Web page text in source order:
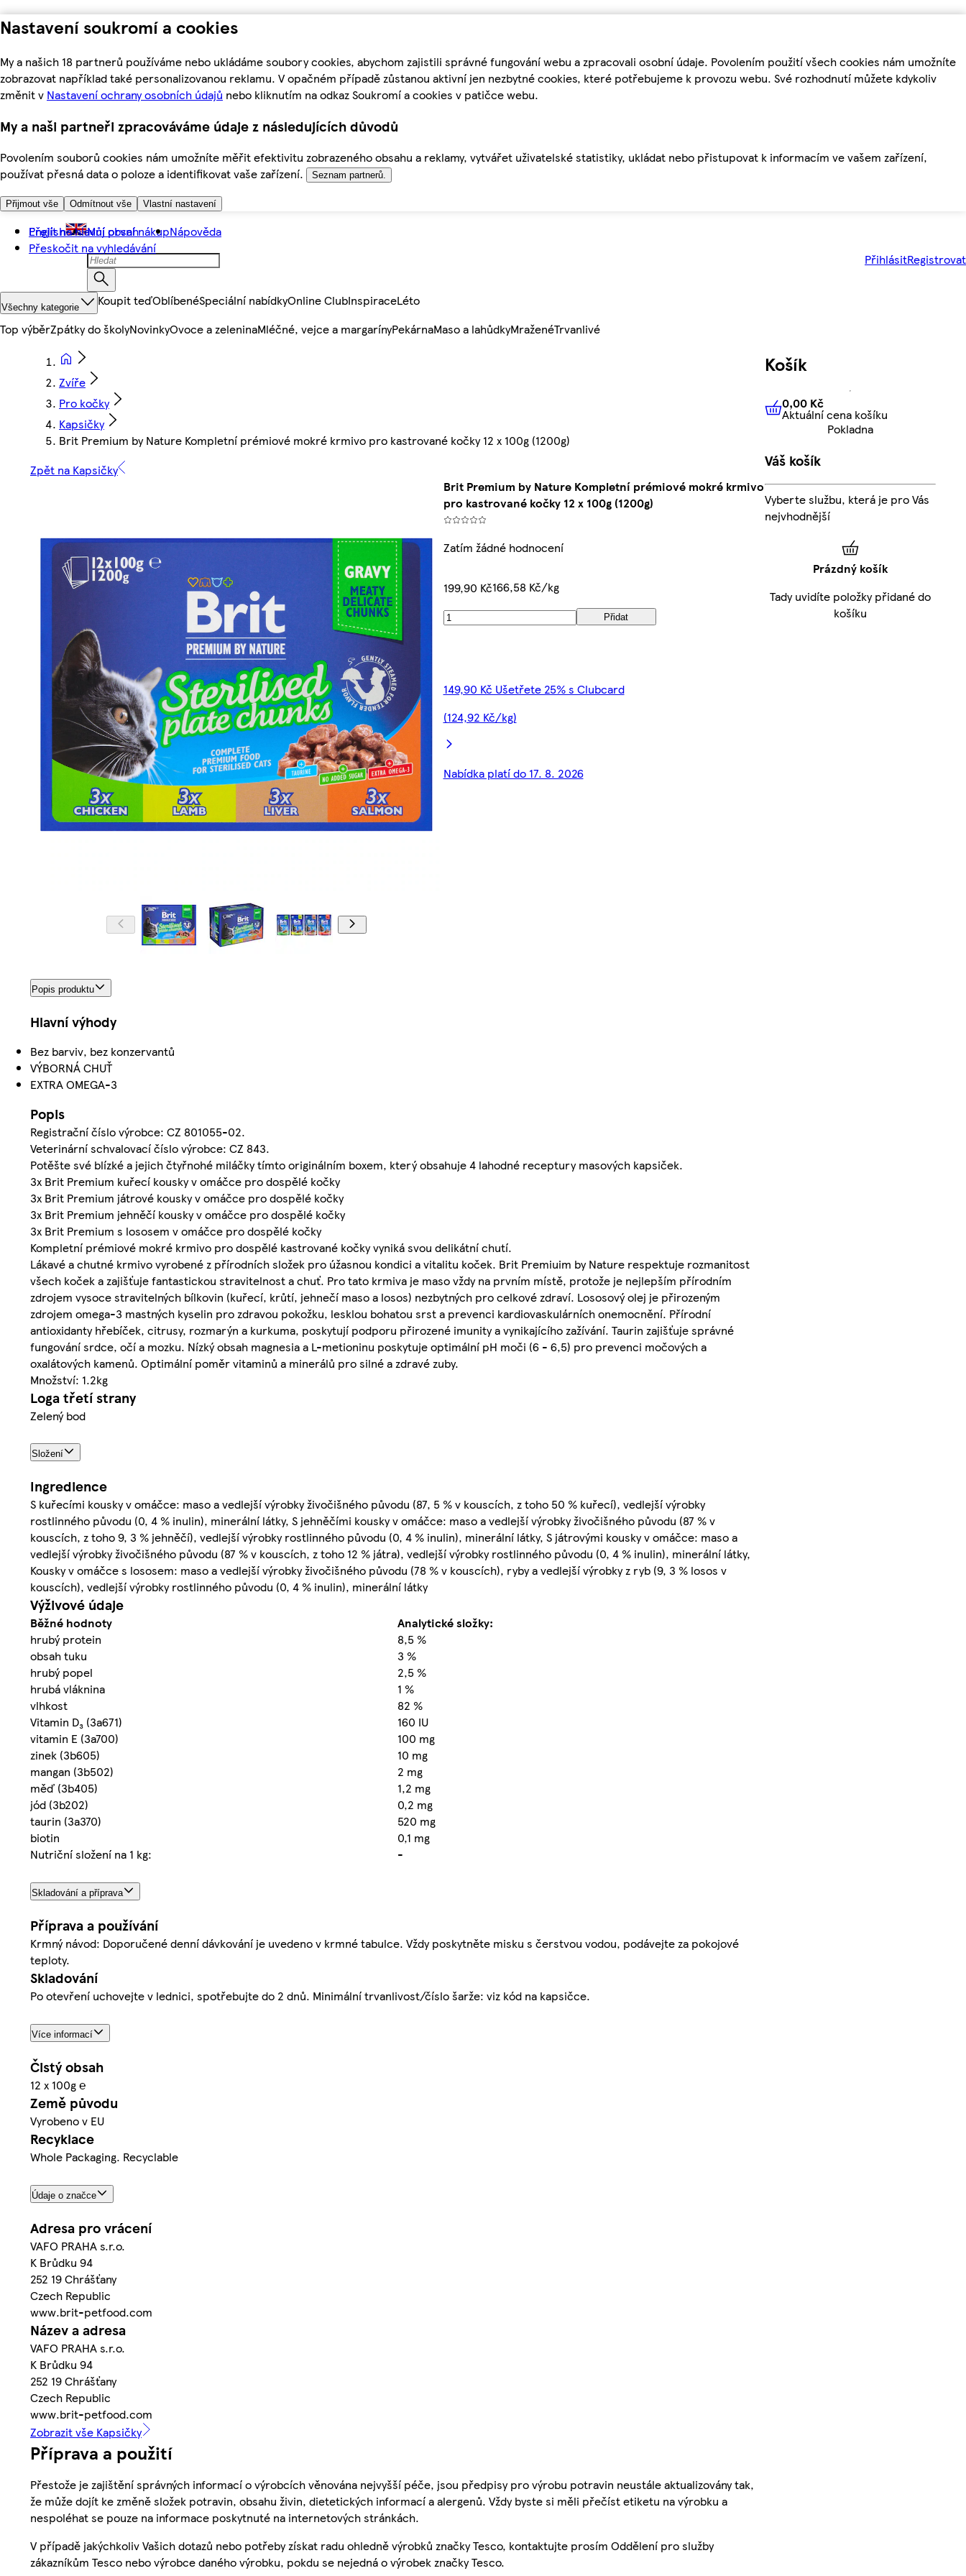
Nastavení soukromí a cookies
My a našich 18 partnerů používáme nebo ukládáme soubory cookies, abychom zajistili správné fungování webu a zpracovali osobní údaje. Povolením použití všech cookies nám umožníte
zobrazovat například také personalizovanou reklamu. V opačném případě zůstanou aktivní jen nezbytné cookies, které potřebujeme k provozu webu. Své rozhodnutí můžete kdykoliv
změnit v Nastavení ochrany osobních údajů nebo kliknutím na odkaz Soukromí a cookies v patičce webu.
My a naši partneři zpracováváme údaje z následujících důvodů
Povolením souborů cookies nám umožníte měřit efektivitu zobrazeného obsahu a reklamy, vytvářet uživatelské statistiky, ukládat nebo přistupovat k informacím ve vašem zařízení,
používat přesná data o poloze a identifikovat vaše zařízení.
Seznam partnerů.
Přijmout vše Odmítnout vše Vlastní nastavení
Přejít na hlavní obsah
Přeskočit na vyhledávání
English Můj první nákupNápověda
PřihlásitRegistrovat
Všechny kategorie Koupit teďOblíbenéSpeciální nabídkyOnline ClubInspiraceLéto
Top výběrZpátky do školyNovinkyOvoce a zeleninaMléčné, vejce a margarínyPekárnaMaso a lahůdkyMraženéTrvanlivé
Zvíře
Pro kočky
Kapsičky
Brit Premium by Nature Kompletní prémiové mokré krmivo pro kastrované kočky 12 x 100g (1200g)
Zpět na Kapsičky
Brit Premium by Nature Kompletní prémiové mokré krmivo
pro kastrované kočky 12 x 100g (1200g)
Zatím žádné hodnocení
199,90 Kč166,58 Kč/kg
Přidat
149,90 Kč Ušetřete 25% s Clubcard
(124,92 Kč/kg)
Nabídka platí do 17. 8. 2026
Popis produktu
Hlavní výhody
Bez barviv, bez konzervantů
VÝBORNÁ CHUŤ
EXTRA OMEGA-3
Popis
Registrační číslo výrobce: CZ 801055-02.
Veterinární schvalovací číslo výrobce: CZ 843.
Potěšte své blízké a jejich čtyřnohé miláčky tímto originálním boxem, který obsahuje 4 lahodné receptury masových kapsiček.
3x Brit Premium kuřecí kousky v omáčce pro dospělé kočky
3x Brit Premium játrové kousky v omáčce pro dospělé kočky
3x Brit Premium jehněčí kousky v omáčce pro dospělé kočky
3x Brit Premium s lososem v omáčce pro dospělé kočky
Kompletní prémiové mokré krmivo pro dospělé kastrované kočky vyniká svou delikátní chutí.
Lákavé a chutné krmivo vyrobené z přírodních složek pro úžasnou kondici a vitalitu koček. Brit Premiuim by Nature respektuje rozmanitost
všech koček a zajišťuje fantastickou stravitelnost a chuť. Pro tato krmiva je maso vždy na prvním místě, protože je nejlepším přírodním
zdrojem vysoce stravitelných bílkovin (kuřecí, krůtí, jehnečí maso a losos) nezbytných pro celkové zdraví. Lososový olej je přirozeným
zdrojem omega-3 mastných kyselin pro zdravou pokožku, lesklou bohatou srst a prevenci kardiovaskulárních onemocnění. Přírodní
antioxidanty hřebíček, citrusy, rozmarýn a kurkuma, poskytují podporu přirozené imunity a vynikajícího zažívání. Taurin zajišťuje správné
fungování srdce, očí a mozku. Nízký obsah magnesia a L-metioninu poskytuje optimální pH moči (6 - 6,5) pro prevenci močových a
oxalátových kamenů. Optimální poměr vitaminů a minerálů pro silné a zdravé zuby.
Množství: 1.2kg
Loga třetí strany
Zelený bod
Složení
Ingredience
S kuřecími kousky v omáčce: maso a vedlejší výrobky živočišného původu (87, 5 % v kouscích, z toho 50 % kuřecí), vedlejší výrobky
rostlinného původu (0, 4 % inulin), minerální látky, S jehněčími kousky v omáčce: maso a vedlejší výrobky živočišného původu (87 % v
kouscích, z toho 9, 3 % jehněčí), vedlejší výrobky rostlinného původu (0, 4 % inulin), minerální látky, S játrovými kousky v omáčce: maso a
vedlejší výrobky živočišného původu (87 % v kouscích, z toho 12 % játra), vedlejší výrobky rostlinného původu (0, 4 % inulin), minerální látky,
Kousky v omáčce s lososem: maso a vedlejší výrobky živočišného původu (78 % v kouscích), ryby a vedlejší výrobky z ryb (9, 3 % losos v
kouscích), vedlejší výrobky rostlinného původu (0, 4 % inulin), minerální látky
Výživové údaje
Běžné hodnoty
Analytické složky:
hrubý protein
8,5 %
obsah tuku
3 %
hrubý popel
2,5 %
hrubá vláknina
1 %
vlhkost
82 %
Vitamin D₃ (3a671)
160 IU
vitamin E (3a700)
100 mg
zinek (3b605)
10 mg
mangan (3b502)
2 mg
měď (3b405)
1,2 mg
jód (3b202)
0,2 mg
taurin (3a370)
520 mg
biotin
0,1 mg
Nutriční složení na 1 kg:
-
Skladování a příprava
Příprava a používání
Krmný návod: Doporučené denní dávkování je uvedeno v krmné tabulce. Vždy poskytněte misku s čerstvou vodou, podávejte za pokojové
teploty.
Skladování
Po otevření uchovejte v lednici, spotřebujte do 2 dnů. Minimální trvanlivost/číslo šarže: viz kód na kapsičce.
Více informací
Čistý obsah
12 x 100g ℮
Země původu
Vyrobeno v EU
Recyklace
Whole Packaging. Recyclable
Údaje o značce
Adresa pro vrácení
VAFO PRAHA s.r.o.
K Brůdku 94
252 19 Chrášťany
Czech Republic
www.brit-petfood.com
Název a adresa
VAFO PRAHA s.r.o.
K Brůdku 94
252 19 Chrášťany
Czech Republic
www.brit-petfood.com
Zobrazit vše Kapsičky
Příprava a použití
Přestože je zajištění správných informací o výrobcích věnována nejvyšší péče, jsou předpisy pro výrobu potravin neustále aktualizovány tak,
že může dojít ke změně složek potravin, obsahu živin, dietetických informací a alergenů. Vždy byste si měli přečíst etiketu na výrobku a
nespoléhat se pouze na informace poskytnuté na internetových stránkách.
V případě jakýchkoliv Vašich dotazů nebo potřeby získat radu ohledně výrobků značky Tesco, kontaktujte prosím Oddělení pro služby
zákazníkům Tesco nebo výrobce daného výrobku, pokdu se nejedná o výrobek značky Tesco.
Košík
0,00 KčAktuální cena košíku
0,00 Kč
Aktuální cena košíku
Pokladna
Váš košík
Vyberte službu, která je pro Vás
nejvhodnější
Prázdný košík
Tady uvidíte položky přidané do
košíku